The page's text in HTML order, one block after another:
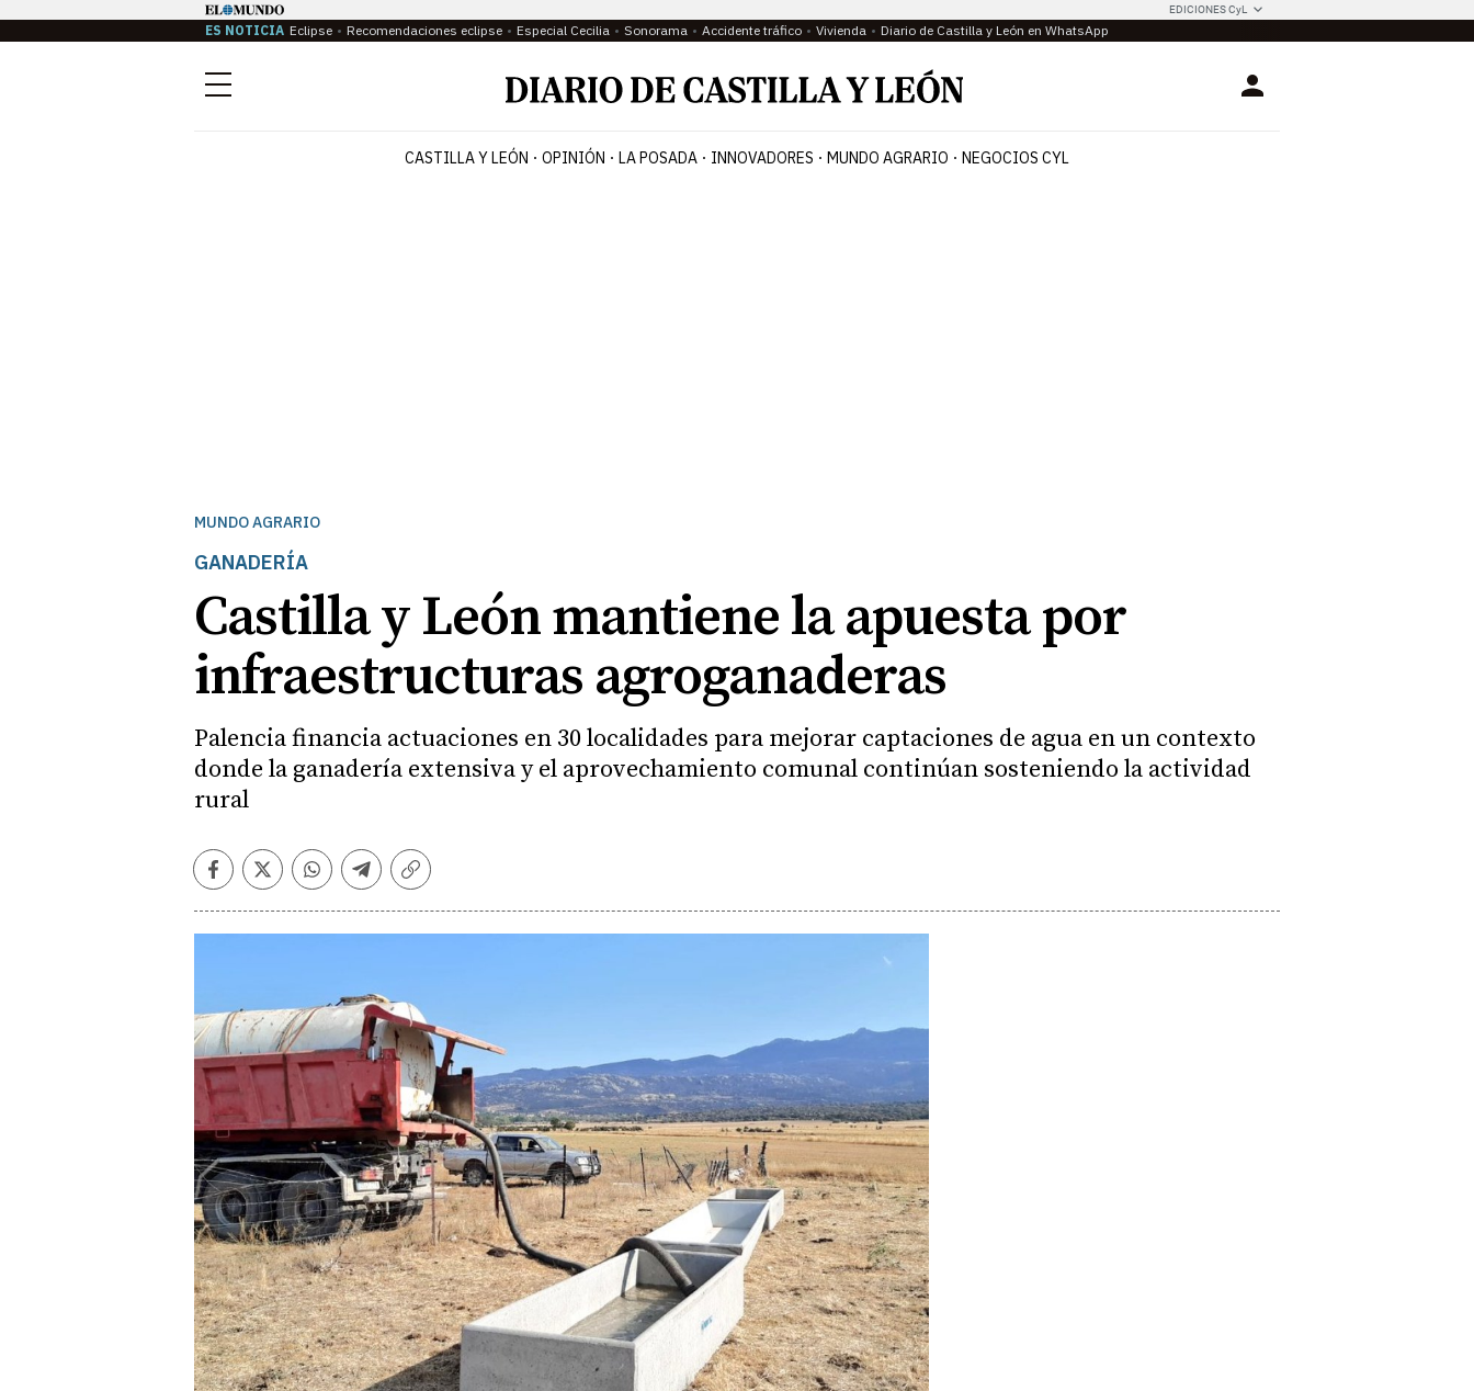
EDICIONES CyL
ES NOTICIA Eclipse Recomendaciones eclipse Especial Cecilia Sonorama Accidente tráfico Vivienda Diario de Castilla y León en WhatsApp
Menú Login
CASTILLA Y LEÓN OPINIÓN LA POSADA INNOVADORES MUNDO AGRARIO NEGOCIOS CYL
MUNDO AGRARIO
GANADERÍA
Castilla y León mantiene la apuesta por
infraestructuras agroganaderas
Palencia financia actuaciones en 30 localidades para mejorar captaciones de agua en un contexto
donde la ganadería extensiva y el aprovechamiento comunal continúan sosteniendo la actividad
rural
Facebook
TwitterWhatsapp
Telegram
Copiar